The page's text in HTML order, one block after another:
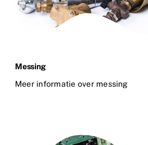
Messing
Meer informatie over messing